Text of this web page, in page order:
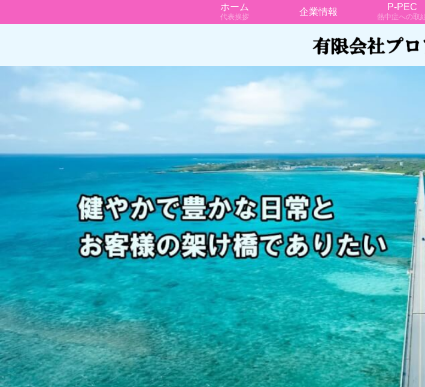
ホーム
代表挨拶
企業情報
P-PEC
熱中症への取